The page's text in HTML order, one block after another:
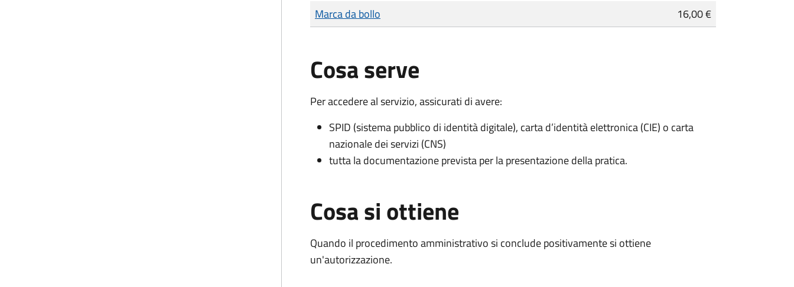
Tipo di pagamento
Importo
Marca da bollo 16,00 €
Cosa serve
Per accedere al servizio, assicurati di avere:
SPID (sistema pubblico di identità digitale), carta d’identità elettronica (CIE) o carta
nazionale dei servizi (CNS)
tutta la documentazione prevista per la presentazione della pratica.
Cosa si ottiene
Quando il procedimento amministrativo si conclude positivamente si ottiene
un'autorizzazione.